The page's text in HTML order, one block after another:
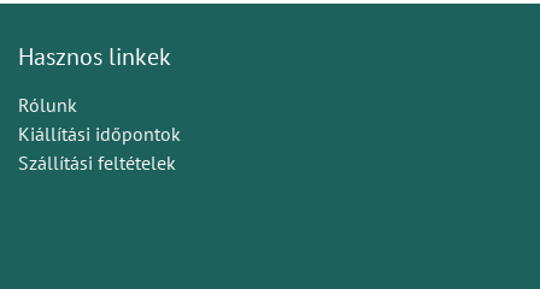
Hasznos linkek
Rólunk
Kiállítási időpontok
Szállítási feltételek